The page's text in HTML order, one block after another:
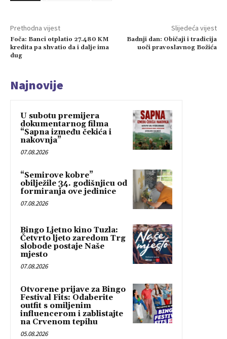
Prethodna vijest
Foča: Banci otplatio 27.480 KM
kredita pa shvatio da i dalje ima
dug
Slijedeća vijest
Badnji dan: Običaji i tradicija
uoči pravoslavnog Božića
Najnovije
U subotu premijera
dokumentarnog filma
“Sapna između čekića i
nakovnja”
07.08.2026
“Semirove kobre”
obilježile 34. godišnjicu od
formiranja ove jedinice
07.08.2026
Bingo Ljetno kino Tuzla:
Četvrto ljeto zaredom Trg
slobode postaje Naše
mjesto
07.08.2026
Otvorene prijave za Bingo
Festival Fits: Odaberite
outfit s omiljenim
influencerom i zablistajte
na Crvenom tepihu
05.08.2026